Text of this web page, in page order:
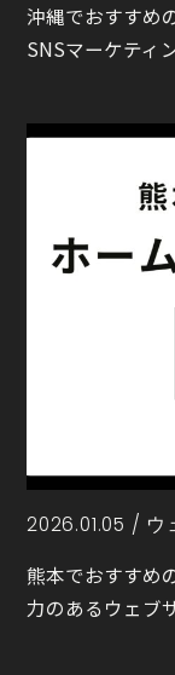
沖縄でおすすめ
SNSマーケティ
2026.01.05 / ウ
熊本でおすすめ
力のあるウェブ